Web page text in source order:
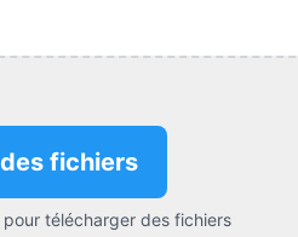
fichiers
télécharger des fichiers